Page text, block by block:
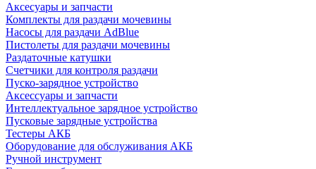
Аксесуары и запчасти
Комплекты для раздачи мочевины
Насосы для раздачи AdBlue
Пистолеты для раздачи мочевины
Раздаточные катушки
Счетчики для контроля раздачи
Пуско-зарядное устройство
Аксессуары и запчасти
Интеллектуальное зарядное устройство
Пусковые зарядные устройства
Тестеры АКБ
Оборудование для обслуживания АКБ
Ручной инструмент